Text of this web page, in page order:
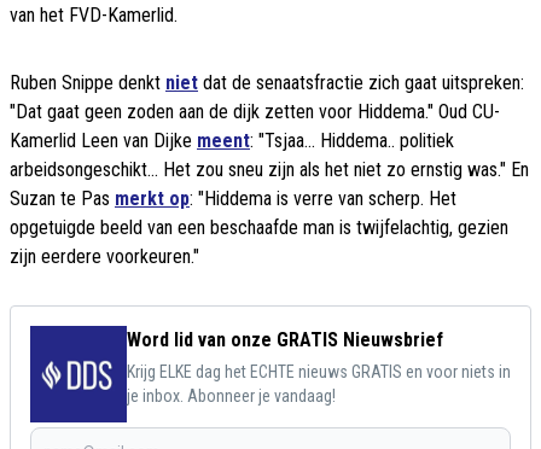
van het FVD-Kamerlid.
Ruben Snippe denkt niet dat de senaatsfractie zich gaat uitspreken:
"Dat gaat geen zoden aan de dijk zetten voor Hiddema." Oud CU-
Kamerlid Leen van Dijke meent: "Tsjaa... Hiddema.. politiek
arbeidsongeschikt... Het zou sneu zijn als het niet zo ernstig was." En
Suzan te Pas merkt op: "Hiddema is verre van scherp. Het
opgetuigde beeld van een beschaafde man is twijfelachtig, gezien
zijn eerdere voorkeuren."
Word lid van onze GRATIS Nieuwsbrief
Krijg ELKE dag het ECHTE nieuws GRATIS en voor niets in
je inbox. Abonneer je vandaag!